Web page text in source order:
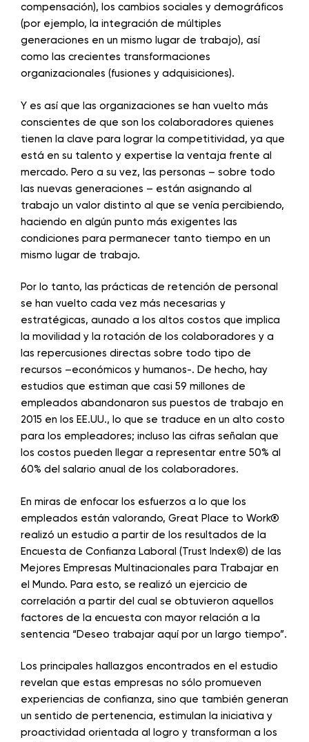
compensación), los cambios sociales y demográficos
(por ejemplo, la integración de múltiples
generaciones en un mismo lugar de trabajo), así
como las crecientes transformaciones
organizacionales (fusiones y adquisiciones).
Y es así que las organizaciones se han vuelto más
conscientes de que son los colaboradores quienes
tienen la clave para lograr la competitividad, ya que
está en su talento y expertise la ventaja frente al
mercado. Pero a su vez, las personas – sobre todo
las nuevas generaciones – están asignando al
trabajo un valor distinto al que se venía percibiendo,
haciendo en algún punto más exigentes las
condiciones para permanecer tanto tiempo en un
mismo lugar de trabajo.
Por lo tanto, las prácticas de retención de personal
se han vuelto cada vez más necesarias y
estratégicas, aunado a los altos costos que implica
la movilidad y la rotación de los colaboradores y a
las repercusiones directas sobre todo tipo de
recursos –económicos y humanos-. De hecho, hay
estudios que estiman que casi 59 millones de
empleados abandonaron sus puestos de trabajo en
2015 en los EE.UU., lo que se traduce en un alto costo
para los empleadores; incluso las cifras señalan que
los costos pueden llegar a representar entre 50% al
60% del salario anual de los colaboradores.
En miras de enfocar los esfuerzos a lo que los
empleados están valorando, Great Place to Work®
realizó un estudio a partir de los resultados de la
Encuesta de Confianza Laboral (Trust Index©) de las
Mejores Empresas Multinacionales para Trabajar en
el Mundo. Para esto, se realizó un ejercicio de
correlación a partir del cual se obtuvieron aquellos
factores de la encuesta con mayor relación a la
sentencia “Deseo trabajar aquí por un largo tiempo”.
Los principales hallazgos encontrados en el estudio
revelan que estas empresas no sólo promueven
experiencias de confianza, sino que también generan
un sentido de pertenencia, estimulan la iniciativa y
proactividad orientada al logro y transforman a los